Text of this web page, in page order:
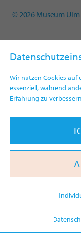
Wir nutzen Cookies auf
essenziell, während
Erfahrung zu
© 2026 Museum Ulm